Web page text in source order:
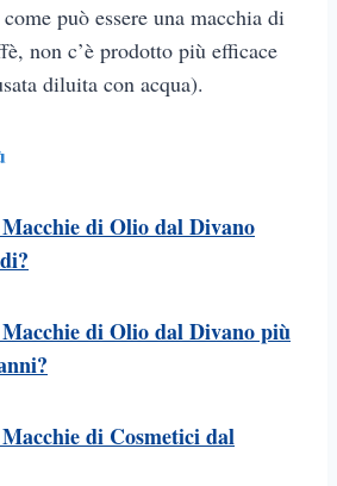
può essere una macchia di
non c’è prodotto più efficace
diluita con acqua).
di Olio dal Divano
di Olio dal Divano più
di Cosmetici dal